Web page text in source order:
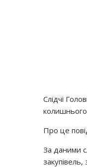
Слідчі
Про це
За даними